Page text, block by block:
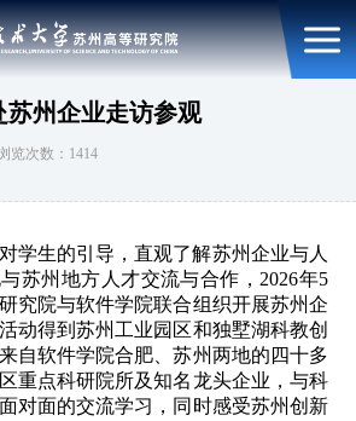
苏州企业走访参观
览次数：1414